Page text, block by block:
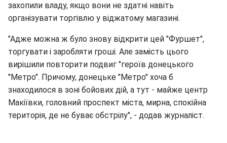
захопили владу, якщо вони не здатні навіть
організувати торгівлю у віджатому магазині.
"Адже можна ж було знову відкрити цей "Фуршет",
торгувати і заробляти гроші. Але замість цього
вирішили повторити подвиг "героїв донецького
"Метро". Причому, донецьке "Метро" хоча б
знаходилося в зоні бойових дій, а тут - майже центр
Макіївки, головний проспект міста, мирна, спокійна
територія, де не буває обстрілу", - додав журналіст.